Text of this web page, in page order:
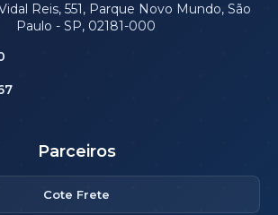
Reis, 551, Parque Novo Mundo, São
Paulo - SP, 02181-000
Parceiros
Cote Frete